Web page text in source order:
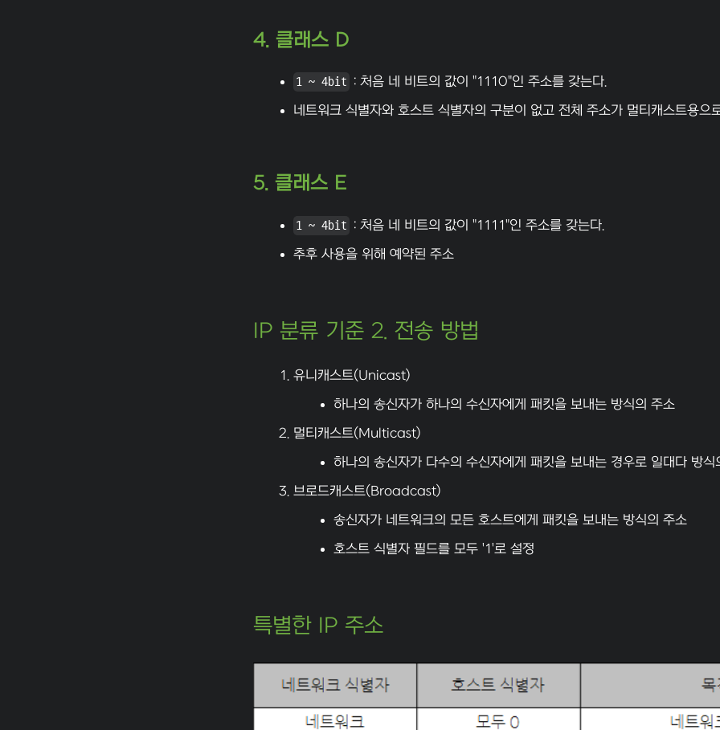
4. 클래스 D
1 ~ 4bit : 처음 네 비트의 값이 "1110"인 주소를 갖는다.
네트워크 식별자와 호스트 식별자의 구분이 없고 전체 주소가 멀티캐스트용으
5. 클래스 E
1 ~ 4bit : 처음 네 비트의 값이 "1111"인 주소를 갖는다.
추후 사용을 위해 예약된 주소
IP 분류 기준 2. 전송 방법
유니캐스트(Unicast)
하나의 송신자가 하나의 수신자에게 패킷을 보내는 방식의 주소
멀티캐스트(Multicast)
하나의 송신자가 다수의 수신자에게 패킷을 보내는 경우로 일대다 방
브로드캐스트(Broadcast)
송신자가 네트워크의 모든 호스트에게 패킷을 보내는 방식의 주소
호스트 식별자 필드를 모두 '1'로 설정
특별한 IP 주소